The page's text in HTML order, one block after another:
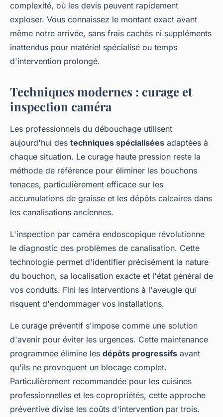
complexité, où les devis peuvent rapidement
exploser. Vous connaissez le montant exact avant
même notre arrivée, sans frais cachés ni suppléments
inattendus pour matériel spécialisé ou temps
d'intervention prolongé.
Techniques modernes : curage et
inspection caméra
Les professionnels du débouchage utilisent
aujourd'hui des techniques spécialisées adaptées à
chaque situation. Le curage haute pression reste la
méthode de référence pour éliminer les bouchons
tenaces, particulièrement efficace sur les
accumulations de graisse et les dépôts calcaires dans
les canalisations anciennes.
L'inspection par caméra endoscopique révolutionne
le diagnostic des problèmes de canalisation. Cette
technologie permet d'identifier précisément la nature
du bouchon, sa localisation exacte et l'état général de
vos conduits. Fini les interventions à l'aveugle qui
risquent d'endommager vos installations.
Le curage préventif s'impose comme une solution
d'avenir pour éviter les urgences. Cette maintenance
programmée élimine les dépôts progressifs avant
qu'ils ne provoquent un blocage complet.
Particulièrement recommandée pour les cuisines
professionnelles et les copropriétés, cette approche
préventive divise les coûts d'intervention par trois.